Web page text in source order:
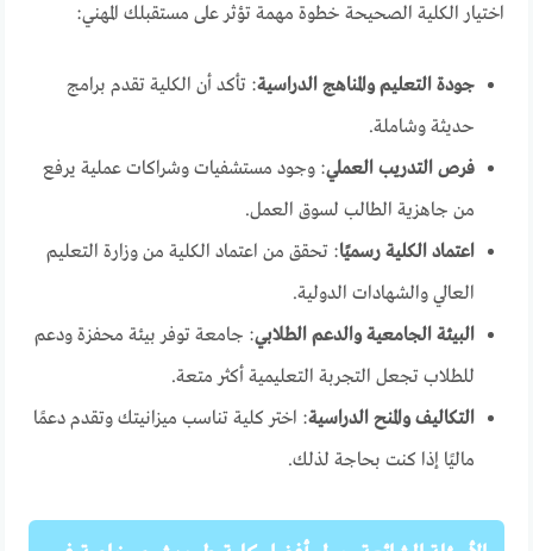
اختيار الكلية الصحيحة خطوة مهمة تؤثر على مستقبلك المهني:
جودة التعليم والمناهج الدراسية: تأكد أن الكلية تقدم برامج
حديثة وشاملة.
فرص التدريب العملي: وجود مستشفيات وشراكات عملية يرفع
من جاهزية الطالب لسوق العمل.
اعتماد الكلية رسميًا: تحقق من اعتماد الكلية من وزارة التعليم
العالي والشهادات الدولية.
البيئة الجامعية والدعم الطلابي: جامعة توفر بيئة محفزة ودعم
للطلاب تجعل التجربة التعليمية أكثر متعة.
التكاليف والمنح الدراسية: اختر كلية تناسب ميزانيتك وتقدم دعمًا
ماليًا إذا كنت بحاجة لذلك.